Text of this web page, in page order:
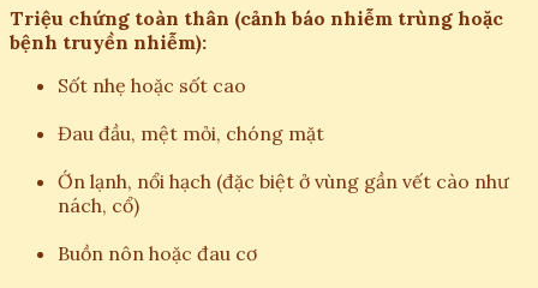
Triệu chứng toàn thân (cảnh báo nhiễm trùng hoặc
bệnh truyền nhiễm):
Sốt nhẹ hoặc sốt cao
Đau đầu, mệt mỏi, chóng mặt
Ớn lạnh, nổi hạch (đặc biệt ở vùng gần vết cào như
nách, cổ)
Buồn nôn hoặc đau cơ